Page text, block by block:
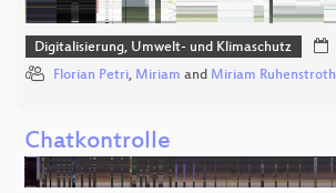
Digitalisierung, Umwelt- und Klimaschutz
Florian Petri, Miriam and Miriam Ruhenstroth
Chatkontrolle